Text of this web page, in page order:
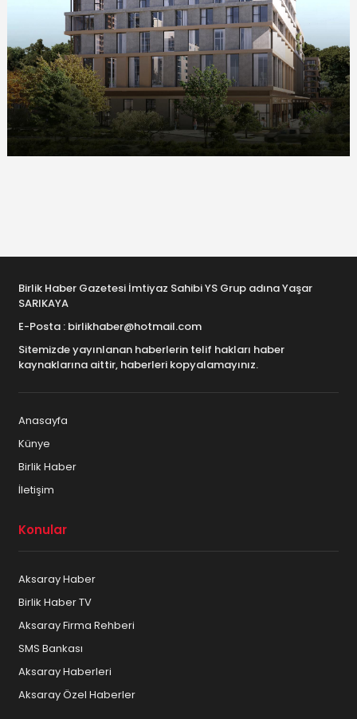
Birlik Haber Gazetesi İmtiyaz Sahibi YS Grup adına Yaşar
SARIKAYA
E-Posta : birlikhaber@hotmail.com
Sitemizde yayınlanan haberlerin telif hakları haber
kaynaklarına aittir, haberleri kopyalamayınız.
Anasayfa
Künye
Birlik Haber
İletişim
Konular
Aksaray Haber
Birlik Haber TV
Aksaray Firma Rehberi
SMS Bankası
Aksaray Haberleri
Aksaray Özel Haberler